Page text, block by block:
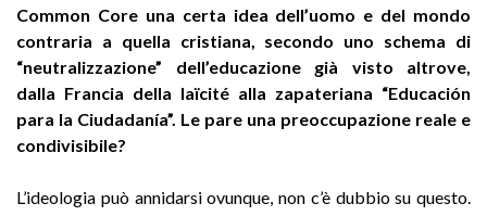
Common Core una certa idea dell’uomo e del mondo
contraria a quella cristiana, secondo uno schema di
“neutralizzazione” dell’educazione già visto altrove,
dalla Francia della laïcité alla zapateriana “Educación
para la Ciudadanía”. Le pare una preoccupazione reale e
condivisibile?
L’ideologia può annidarsi ovunque, non c’è dubbio su questo.